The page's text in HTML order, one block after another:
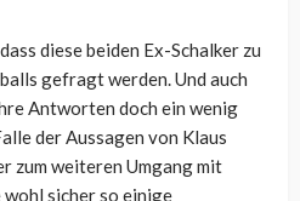
diese beiden Ex-Schalker zu
gefragt werden. Und auch
Antworten doch ein wenig
der Aussagen von Klaus
zum weiteren Umgang mit
wohl sicher so einige